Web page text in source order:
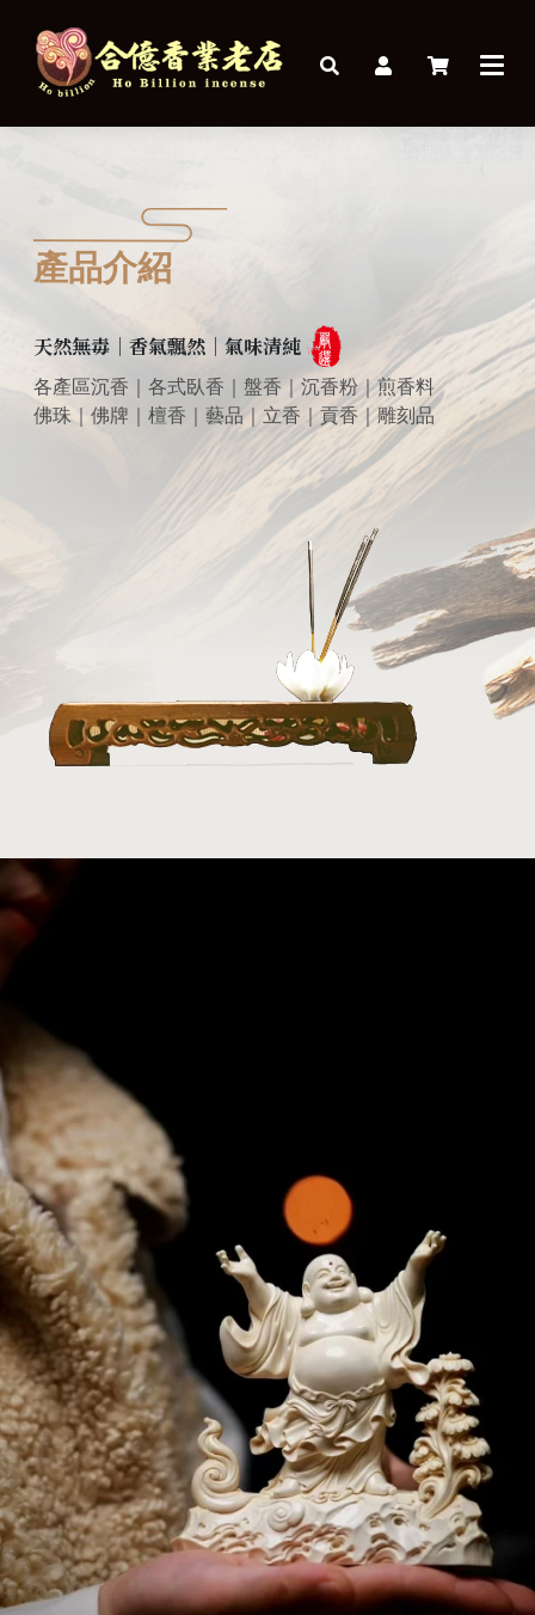
產品介紹
天然無毒｜香氣飄然｜氣味清純
各產區沉香｜各式臥香｜盤香｜沉香粉｜煎香料
佛珠｜佛牌｜檀香｜藝品｜立香｜貢香｜雕刻品